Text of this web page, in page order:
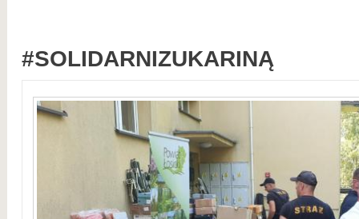
#SOLIDARNIZUKARINĄ